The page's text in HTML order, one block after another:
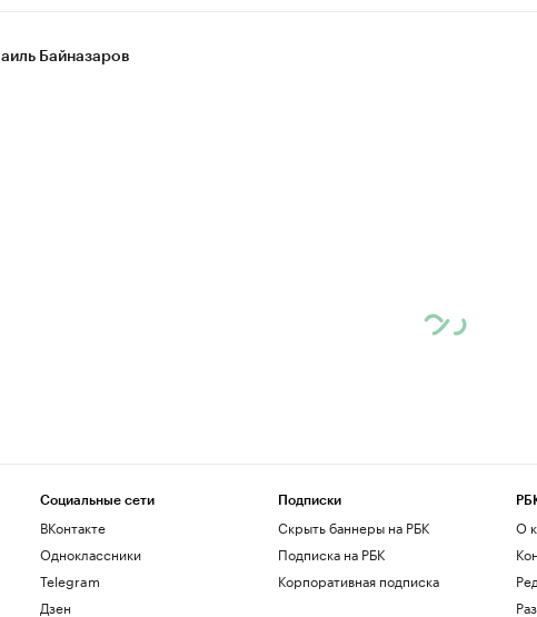
Байназаров
Социальные сети
ВКонтакте
Одноклассники
Telegram
Дзен
Подписки
Скрыть баннеры на РБК
Подписка на РБК
Корпоративная подписка
О